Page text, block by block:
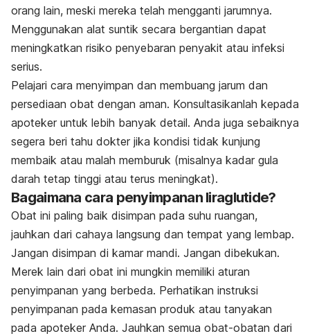
orang lain, meski mereka telah mengganti jarumnya.
Menggunakan alat suntik secara bergantian dapat
meningkatkan risiko penyebaran penyakit atau infeksi
serius.
Pelajari cara menyimpan dan membuang jarum dan
persediaan obat dengan aman. Konsultasikanlah kepada
apoteker untuk lebih banyak detail. Anda juga sebaiknya
segera beri tahu dokter jika kondisi tidak kunjung
membaik atau malah memburuk (misalnya kadar gula
darah tetap tinggi atau terus meningkat).
Bagaimana cara penyimpanan liraglutide?
Obat ini paling baik disimpan pada suhu ruangan,
jauhkan dari cahaya langsung dan tempat yang lembap.
Jangan disimpan di kamar mandi. Jangan dibekukan.
Merek lain dari obat ini mungkin memiliki aturan
penyimpanan yang berbeda. Perhatikan instruksi
penyimpanan pada kemasan produk atau tanyakan
pada apoteker Anda. Jauhkan semua obat-obatan dari